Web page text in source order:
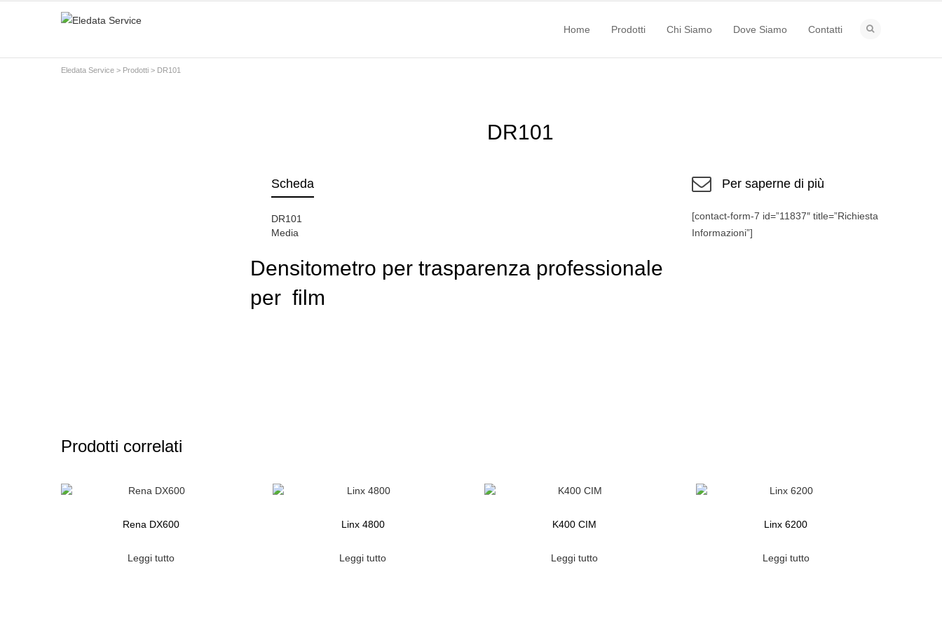
Home Prodotti Chi Siamo Dove Siamo Contatti
Eledata Service > Prodotti > DR101
DR101
Scheda
DR101
Media
Densitometro per trasparenza professionale
per film
Per saperne di più
[contact-form-7 id=”11837″ title=”Richiesta
Informazioni”]
Prodotti correlati
Rena DX600
Leggi tutto
Linx 4800
Leggi tutto
K400 CIM
Leggi tutto
Linx 6200
Leggi tutto